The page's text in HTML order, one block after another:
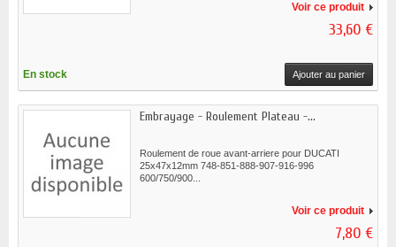
Voir ce produit
33,60 €
En stock Ajouter au panier
Embrayage - Roulement Plateau -...
Roulement de roue avant-arriere pour DUCATI
25x47x12mm 748-851-888-907-916-996
600/750/900...
Voir ce produit
7,80 €